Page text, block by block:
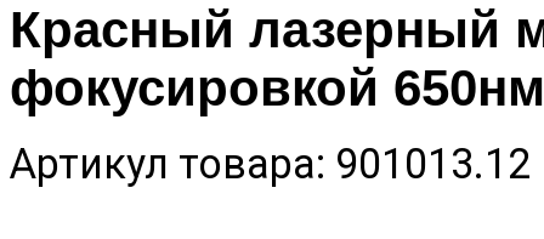
Красный лазерный
фокусировкой
Артикул товара: 901013.12